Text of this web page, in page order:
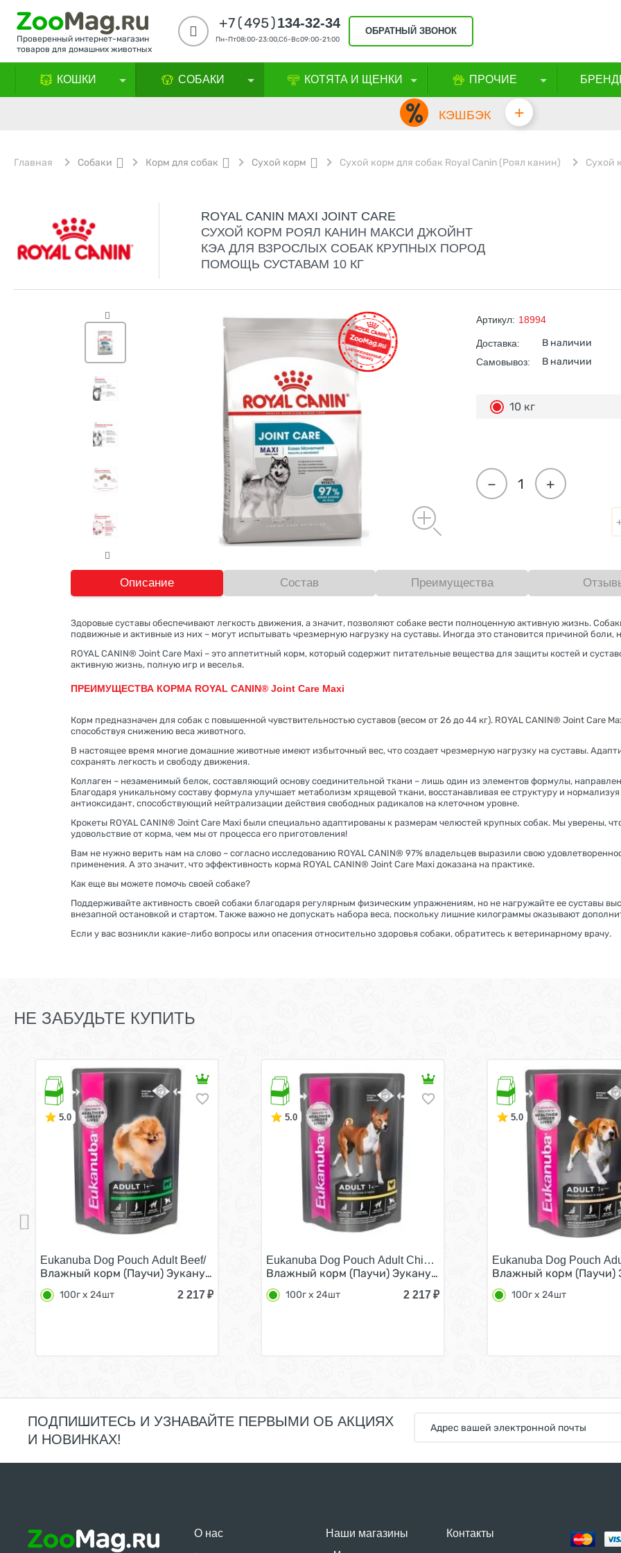
Проверенный интернет-магазин
товаров для домашних животных
+7(495)134-32-34
Пн-Пт08:00-23:00,Сб-Вс09:00-21:00
ОБРАТНЫЙ ЗВОНОК
КОШКИ СОБАКИ КОТЯТА И ЩЕНКИ ПРОЧИЕ
КЭШБЭК +
Главная Собаки Корм для собак Сухой корм Cухой корм для собак Royal Canin (Роял канин) Сухой
ROYAL CANIN MAXI JOINT CARE
СУХОЙ КОРМ РОЯЛ КАНИН МАКСИ ДЖОЙНТ
КЭА ДЛЯ ВЗРОСЛЫХ СОБАК КРУПНЫХ ПОРОД
ПОМОЩЬ СУСТАВАМ 10 КГ
Артикул: 18994
Доставка: В наличии
Самовывоз: В наличии
10 кг
+
−
Описание Состав Преимущества
Здоровые суставы обеспечивают легкость движения, а значит, позволяют собаке вести полноценную активную жизнь.
подвижные и активные из них – могут испытывать чрезмерную нагрузку на суставы. Иногда это становится причиной
ROYAL CANIN® Joint Care Maxi – это аппетитный корм, который содержит питательные вещества для защиты костей и
активную жизнь, полную игр и веселья.
ПРЕИМУЩЕСТВА КОРМА ROYAL CANIN® Joint Care Maxi
Корм предназначен для собак с повышенной чувствительностью суставов (весом от 26 до 44 кг). ROYAL CANIN® Joint Care
способствуя снижению веса животного.
В настоящее время многие домашние животные имеют избыточный вес, что создает чрезмерную нагрузку на суставы.
сохранять легкость и свободу движения.
Коллаген – незаменимый белок, составляющий основу соединительной ткани – лишь один из элементов формулы,
Благодаря уникальному составу формула улучшает метаболизм хрящевой ткани, восстанавливая ее структуру и
антиоксидант, способствующий нейтрализации действия свободных радикалов на клеточном уровне.
Крокеты ROYAL CANIN® Joint Care Maxi были специально адаптированы к размерам челюстей крупных собак. Мы уверены,
удовольствие от корма, чем мы от процесса его приготовления!
Вам не нужно верить нам на слово – согласно исследованию ROYAL CANIN® 97% владельцев выразили свою
применения. А это значит, что эффективность корма ROYAL CANIN® Joint Care Maxi доказана на практике.
Как еще вы можете помочь своей собаке?
Поддерживайте активность своей собаки благодаря регулярным физическим упражнениям, но не нагружайте ее суставы
внезапной остановкой и стартом. Также важно не допускать набора веса, поскольку лишние килограммы оказывают
Если у вас возникли какие-либо вопросы или опасения относительно здоровья собаки, обратитесь к ветеринарному врачу.
НЕ ЗАБУДЬТЕ КУПИТЬ
5.0
Eukanuba Dog Pouch Adult Beef/
Влажный корм (Паучи) Эукануба для взрослых собак с Говядиной в соусе (цена за упаковку) 100г x 24шт
100г x 24шт 2 217₽
5.0
Eukanuba Dog Pouch Adult Chicken/
Влажный корм (Паучи) Эукануба для взрослых собак с Курицей
100г x 24шт 2 217₽
5.0
Eukanuba Dog Pouch
Влажный корм (Паучи)
100г x 24шт
ПОДПИШИТЕСЬ И УЗНАВАЙТЕ ПЕРВЫМИ ОБ АКЦИЯХ
И НОВИНКАХ!
О нас Наши магазины Контакты